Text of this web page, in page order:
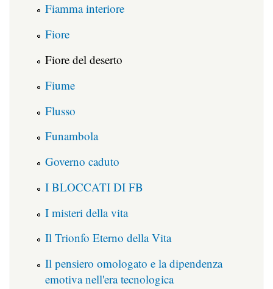
Fiamma interiore
Fiore
Fiore del deserto
Fiume
Flusso
Funambola
Governo caduto
I BLOCCATI DI FB
I misteri della vita
Il Trionfo Eterno della Vita
Il pensiero omologato e la dipendenza
emotiva nell'era tecnologica